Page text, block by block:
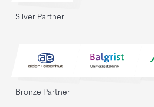
Silver Partner
Bronze Partner